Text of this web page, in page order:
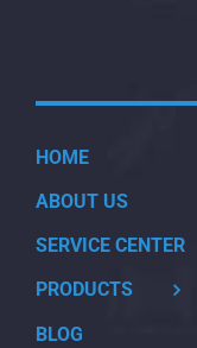
HOME
ABOUT US
SERVICE CENTER
PRODUCTS
BLOG